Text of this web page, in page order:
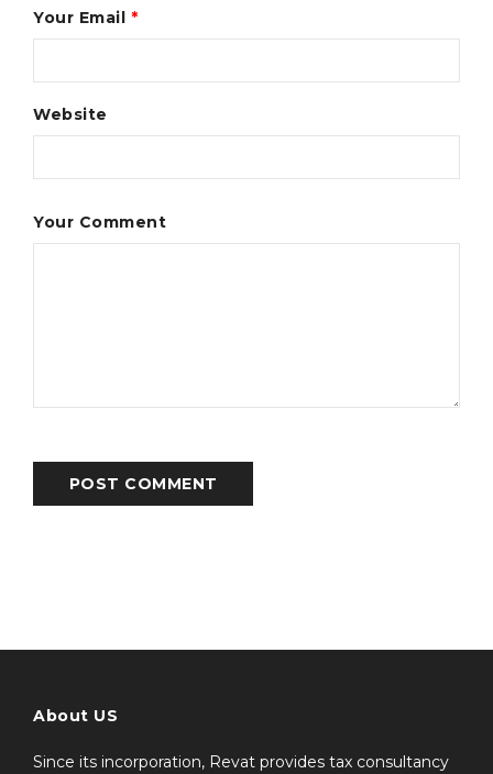
Your Email *
Website
Your Comment
POST COMMENT
About US
Since its incorporation, Revat provides tax consultancy